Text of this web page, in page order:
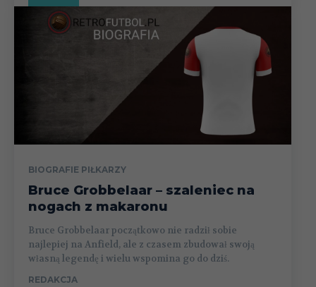
BIOGRAFIE PIŁKARZY
Bruce Grobbelaar – szaleniec na
nogach z makaronu
Bruce Grobbelaar początkowo nie radził sobie
najlepiej na Anfield, ale z czasem zbudował swoją
własną legendę i wielu wspomina go do dziś.
REDAKCJA